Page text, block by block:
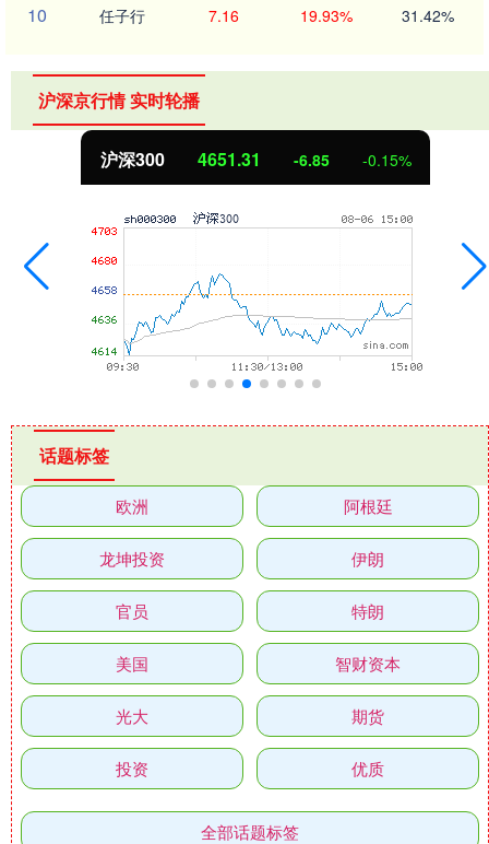
10 任子行 7.16 19.93% 31.42%
沪深京行情 实时轮播
北证50 1122.88 3.42 0.30%
话题标签
欧洲 阿根廷
龙坤投资 伊朗
官员 特朗
美国 智财资本
光大 期货
投资 优质
全部话题标签